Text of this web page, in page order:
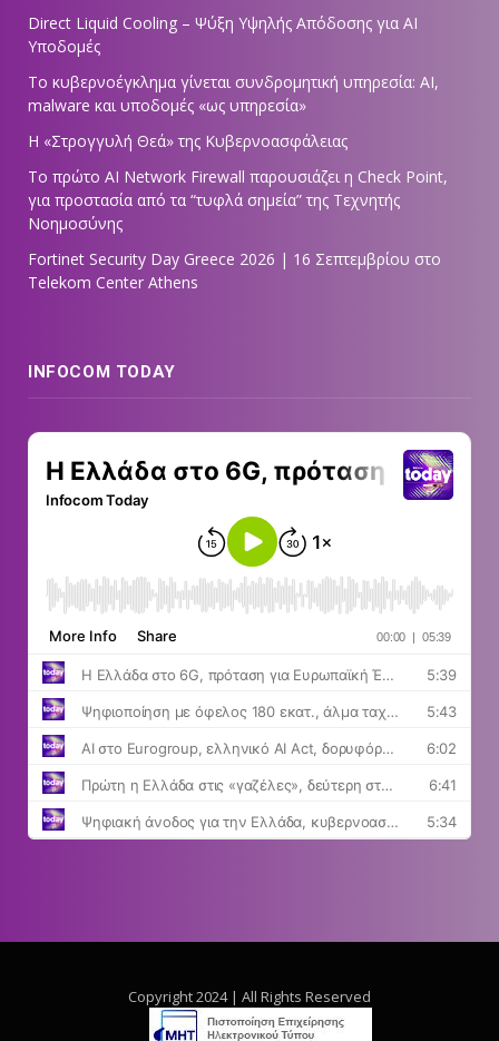
Direct Liquid Cooling – Ψύξη Υψηλής Απόδοσης για AI
Υποδομές
Το κυβερνοέγκλημα γίνεται συνδρομητική υπηρεσία: AI,
malware και υποδομές «ως υπηρεσία»
Η «Στρογγυλή Θεά» της Κυβερνοασφάλειας
Tο πρώτο AI Network Firewall παρουσιάζει η Check Point,
για προστασία από τα “τυφλά σημεία” της Τεχνητής
Νοημοσύνης
Fortinet Security Day Greece 2026 | 16 Σεπτεμβρίου στο
Telekom Center Athens
INFOCOM TODAY
Copyright 2024 | All Rights Reserved